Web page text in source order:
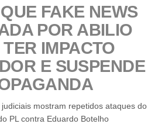
FAKE NEWS
POR ABILIO
IMPACTO
E SUSPENDE
mostram repetidos ataques do
PL contra Eduardo Botelho